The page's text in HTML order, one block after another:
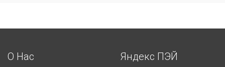
О Нас Яндекс ПЭЙ